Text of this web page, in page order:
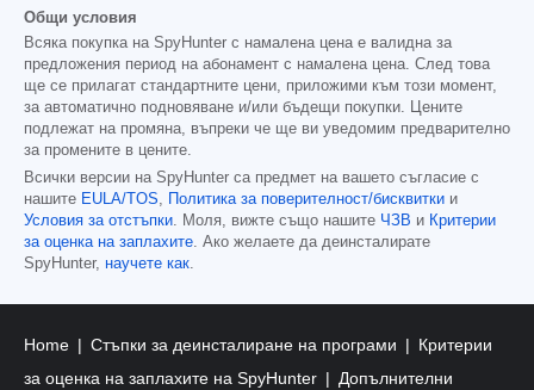
Общи условия
Всяка покупка на SpyHunter с намалена цена е валидна за
предложения период на абонамент с намалена цена. След това
ще се прилагат стандартните цени, приложими към този момент,
за автоматично подновяване и/или бъдещи покупки. Цените
подлежат на промяна, въпреки че ще ви уведомим предварително
за промените в цените.
Всички версии на SpyHunter са предмет на вашето съгласие с
нашите EULA/TOS Политика за поверителност/бисквитки и
Условия за отстъпки . Моля, вижте също нашите ЧЗВ и Критерии
за оценка на заплахите . Ако желаете да деинсталирате
SpyHunter, научете как
Home Стъпки за деинсталиране на програми
Критерии
за оценка на заплахите на SpyHunter
Допълнителни